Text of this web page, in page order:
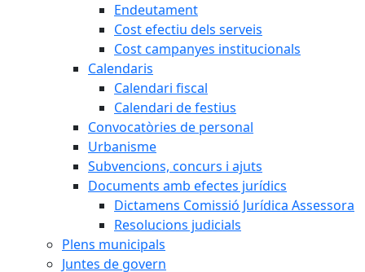
Endeutament
Cost efectiu dels serveis
Cost campanyes institucionals
Calendaris
Calendari fiscal
Calendari de festius
Convocatòries de personal
Urbanisme
Subvencions, concurs i ajuts
Documents amb efectes jurídics
Dictamens Comissió Jurídica Assessora
Resolucions judicials
Plens municipals
Juntes de govern